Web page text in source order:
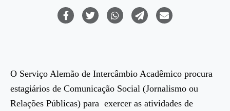
O Serviço Alemão de Intercâmbio Acadêmico procura
estagiários de Comunicação Social (Jornalismo ou
Relações Públicas) para exercer as atividades de